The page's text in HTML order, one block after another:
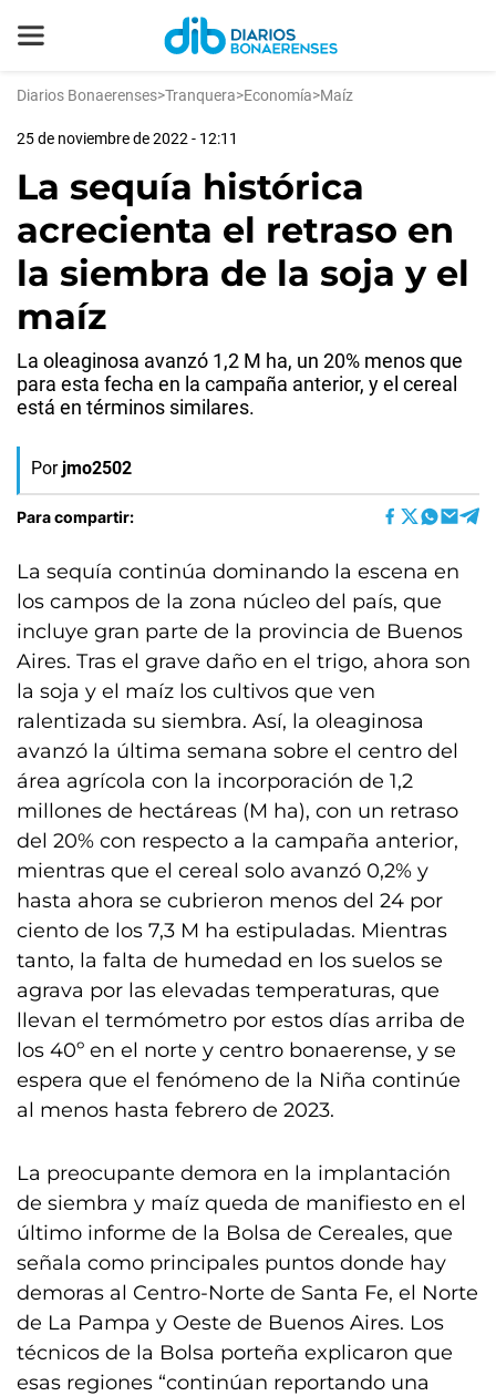
Diarios Bonaerenses>Tranquera>Economía>Maíz
25 de noviembre de 2022 - 12:11
La sequía histórica
acrecienta el retraso en
la siembra de la soja y el
maíz
La oleaginosa avanzó 1,2 M ha, un 20% menos que
para esta fecha en la campaña anterior, y el cereal
está en términos similares.
Por jmo2502
Para compartir:
La sequía continúa dominando la escena en
los campos de la zona núcleo del país, que
incluye gran parte de la provincia de Buenos
Aires. Tras el grave daño en el trigo, ahora son
la soja y el maíz los cultivos que ven
ralentizada su siembra. Así, la oleaginosa
avanzó la última semana sobre el centro del
área agrícola con la incorporación de 1,2
millones de hectáreas (M ha), con un retraso
del 20% con respecto a la campaña anterior,
mientras que el cereal solo avanzó 0,2% y
hasta ahora se cubrieron menos del 24 por
ciento de los 7,3 M ha estipuladas. Mientras
tanto, la falta de humedad en los suelos se
agrava por las elevadas temperaturas, que
llevan el termómetro por estos días arriba de
los 40º en el norte y centro bonaerense, y se
espera que el fenómeno de la Niña continúe
al menos hasta febrero de 2023.
La preocupante demora en la implantación
de siembra y maíz queda de manifiesto en el
último informe de la Bolsa de Cereales, que
señala como principales puntos donde hay
demoras al Centro-Norte de Santa Fe, el Norte
de La Pampa y Oeste de Buenos Aires. Los
técnicos de la Bolsa porteña explicaron que
esas regiones “continúan reportando una